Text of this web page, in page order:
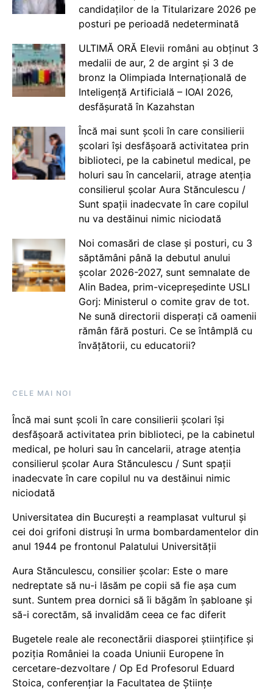
candidaților de la Titularizare 2026 pe
posturi pe perioadă nedeterminată
ULTIMĂ ORĂ Elevii români au obținut 3
medalii de aur, 2 de argint și 3 de
bronz la Olimpiada Internațională de
Inteligență Artificială – IOAI 2026,
desfășurată în Kazahstan
Încă mai sunt școli în care consilierii
școlari își desfășoară activitatea prin
biblioteci, pe la cabinetul medical, pe
holuri sau în cancelarii, atrage atenția
consilierul școlar Aura Stănculescu /
Sunt spații inadecvate în care copilul
nu va destăinui nimic niciodată
Noi comasări de clase și posturi, cu 3
săptămâni până la debutul anului
școlar 2026-2027, sunt semnalate de
Alin Badea, prim-vicepreședinte USLI
Gorj: Ministerul o comite grav de tot.
Ne sună directorii disperați că oamenii
rămân fără posturi. Ce se întâmplă cu
învățătorii, cu educatorii?
CELE MAI NOI
Încă mai sunt școli în care consilierii școlari își
desfășoară activitatea prin biblioteci, pe la cabinetul
medical, pe holuri sau în cancelarii, atrage atenția
consilierul școlar Aura Stănculescu / Sunt spații
inadecvate în care copilul nu va destăinui nimic
niciodată
Universitatea din București a reamplasat vulturul și
cei doi grifoni distruși în urma bombardamentelor din
anul 1944 pe frontonul Palatului Universității
Aura Stănculescu, consilier școlar: Este o mare
nedreptate să nu-i lăsăm pe copii să fie așa cum
sunt. Suntem prea dornici să îi băgăm în șabloane și
să-i corectăm, să invalidăm ceea ce fac diferit
Bugetele reale ale reconectării diasporei științifice și
poziția României la coada Uniunii Europene în
cercetare-dezvoltare / Op Ed Profesorul Eduard
Stoica, conferențiar la Facultatea de Științe